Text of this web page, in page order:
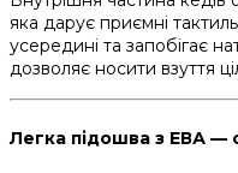
яка дарує приємні
усередині та запобігає
дозволяє носити взуття
Легка підошва з ЕВА —